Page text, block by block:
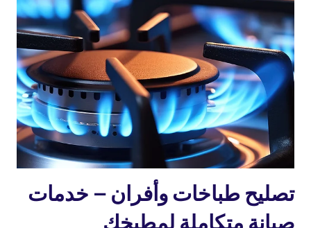
خدمات
صيانة
مضمونة
لمطبخك
تصليح
طباخات
تصليح طباخات وأفران – خدمات
صيانة متكاملة لمطبخك